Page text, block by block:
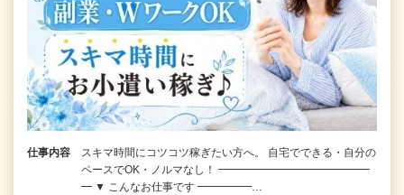
仕事内容
スキマ時間にコツコツ稼ぎたい方へ。 自宅でできる・自分の
ペースでOK・ノルマなし！ ━━━━━━━━━━━━━━
━ ▼ こんなお仕事です ━━━━━…